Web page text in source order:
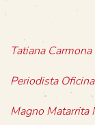
Tatiana Carmona
Periodista
Magno Matarrita